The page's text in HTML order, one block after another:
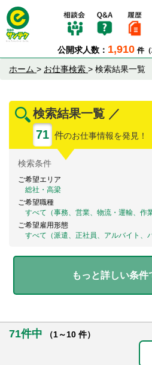
公開求人数： 1,910 件
ホーム > お仕事検索 > 検索結果一覧
検索結果一覧 ／
71 件のお仕事情報を発見！
検索条件
ご希望エリア
総社・高梁
ご希望職種
すべて（事務、営業、物流・運輸、作
ご希望雇用形態
すべて（派遣、正社員、アルバイト、
もっと詳しい条件
71件中
（1～10 件）